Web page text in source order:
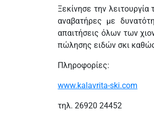
Ξεκίνησε την
αναβατήρες με
απαιτήσεις όλων των
πώλησης ειδών σκι καθώς
Πληροφορίες:
www.kalavrita-ski.com
τηλ. 26920 24452